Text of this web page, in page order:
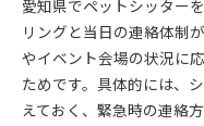
愛知県でペットシッター
リングと当日の連絡体制
やイベント会場の状況に
ためです。具体的には、
えておく、緊急時の連絡